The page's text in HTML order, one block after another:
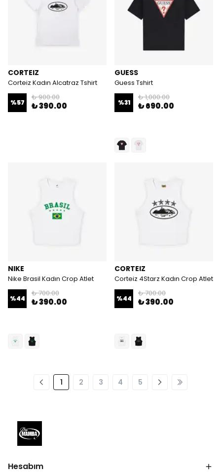
CORTEIZ
Corteiz Kadın Alcatraz Tshirt
%57
₺ 900.00
₺ 390.00
GUESS
Guess Tshirt
%31
₺ 1,000.00
₺ 690.00
NIKE
Nike Brasil Kadın Crop Atlet
%44
₺ 700.00
₺ 390.00
CORTEIZ
Corteiz 4Starz Kadın Crop Atlet
%44
₺ 700.00
₺ 390.00
1 2 3 4 5
Hesabım